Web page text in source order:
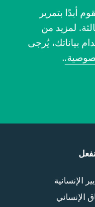
أبدًا بتمرير
لمزيد من
بياناتك، يُرجى
.
الإنسانية
الإنساني